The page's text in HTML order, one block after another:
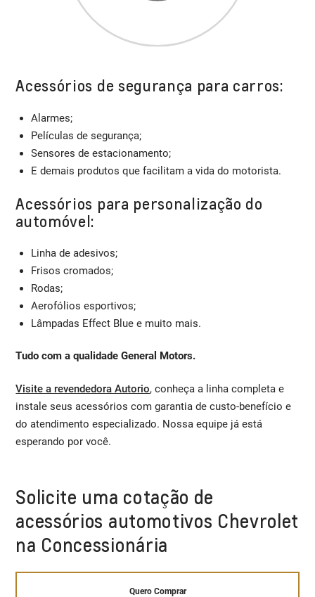
Acessórios de segurança para carros:
Alarmes;
Películas de segurança;
Sensores de estacionamento;
E demais produtos que facilitam a vida do motorista.
Acessórios para personalização do
automóvel:
Linha de adesivos;
Frisos cromados;
Rodas;
Aerofólios esportivos;
Lâmpadas Effect Blue e muito mais.
Tudo com a qualidade General Motors.
Visite a revendedora Autorio, conheça a linha completa e
instale seus acessórios com garantia de custo-benefício e
do atendimento especializado. Nossa equipe já está
esperando por você.
Solicite uma cotação de
acessórios automotivos Chevrolet
na Concessionária
Quero Comprar